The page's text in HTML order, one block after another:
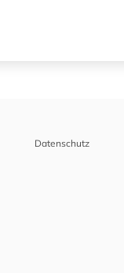
Datenschutz